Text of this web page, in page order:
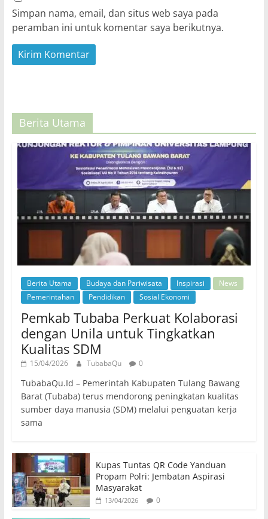
Simpan nama, email, dan situs web saya pada
peramban ini untuk komentar saya berikutnya.
Berita Utama
Berita Utama Budaya dan Pariwisata Inspirasi
News
Pemerintahan
Pendidikan Sosial Ekonomi
Pemkab Tubaba Perkuat Kolaborasi
dengan Unila untuk Tingkatkan
Kualitas SDM
15/04/2026 TubabaQu 0
TubabaQu.Id – Pemerintah Kabupaten Tulang Bawang
Barat (Tubaba) terus mendorong peningkatan kualitas
sumber daya manusia (SDM) melalui penguatan kerja
sama
Kupas Tuntas QR Code Yanduan
Propam Polri: Jembatan Aspirasi
Masyarakat
13/04/2026 0